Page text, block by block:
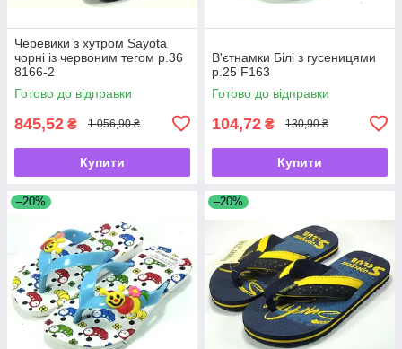
Черевики з хутром Sayota
чорні із червоним тегом р.36
8166-2
Готово до відправки
845,52 ₴ 1 056,90 ₴
Купити
В'єтнамки Білі з гусеницями
р.25 F163
Готово до відправки
104,72 ₴ 130,90 ₴
Купити
–20% –20%